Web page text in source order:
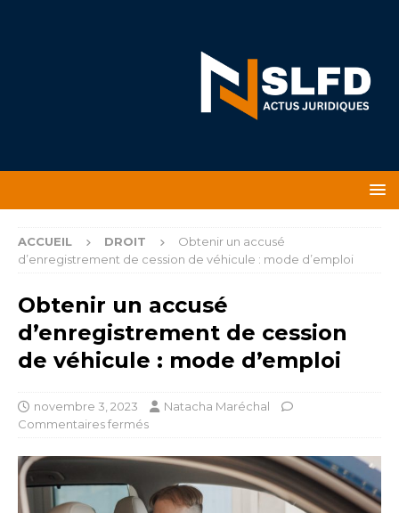
ACCUEIL DROIT
Obtenir un accusé
d’enregistrement de cession de véhicule : mode d’emploi
Obtenir un accusé
d’enregistrement de cession
de véhicule : mode d’emploi
novembre 3, 2023
Natacha Maréchal
Commentaires fermés